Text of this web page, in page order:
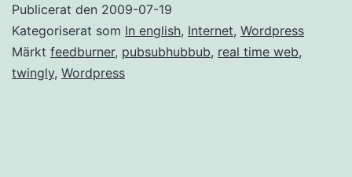
real
time
Publicerat den 2009-07-19
Kategoriserat som In english, Internet, Wordpress
Märkt feedburner, pubsubhubbub, real time web,
twingly, Wordpress